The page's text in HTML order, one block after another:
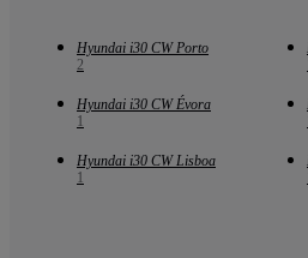
Hyundai i30 CW Porto
2
Hyundai i30 CW Évora
1
Hyundai i30 CW Lisboa
1